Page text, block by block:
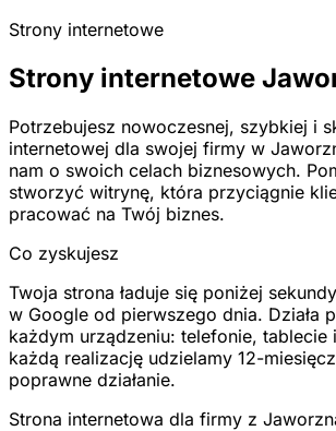
Strony internetowe
Strony internetowe
Potrzebujesz nowoczesnej, szybkiej i
internetowej dla swojej firmy w
nam o swoich celach biznesowych.
stworzyć witrynę, która przyciągnie
pracować na Twój biznes.
Co zyskujesz
Twoja strona ładuje się poniżej
w Google od pierwszego dnia. Działa
każdym urządzeniu: telefonie, tablecie
każdą realizację udzielamy 12-
poprawne działanie.
Strona internetowa dla firmy z